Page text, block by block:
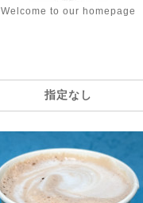
Welcome to our homepage
指定なし